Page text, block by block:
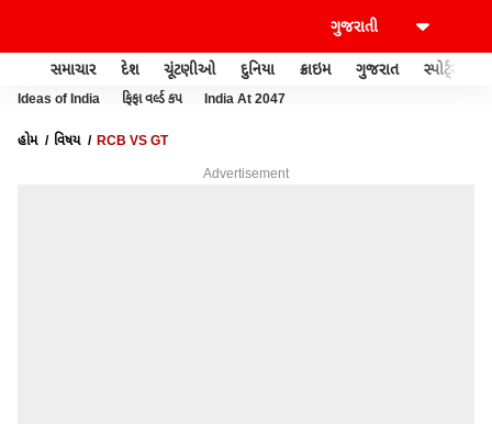
સમાચાર દેશ ચૂંટણીઓ દુનિયા ક્રાઇમ ગુજરાત સ્પોર્ટ્સ
Ideas of India ફિફા વર્લ્ડ કપ India At 2047
હોમ વિષય RCB VS GT
Advertisement